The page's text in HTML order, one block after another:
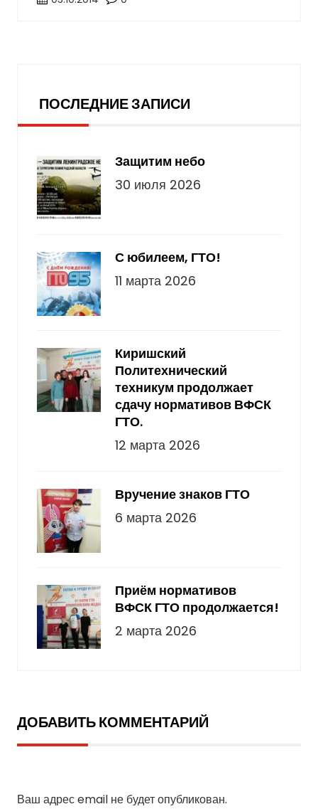
ПОСЛЕДНИЕ ЗАПИСИ
Защитим небо
30 июля 2026
С юбилеем, ГТО!
11 марта 2026
Киришский
Политехнический
техникум продолжает
сдачу нормативов ВФСК
ГТО.
12 марта 2026
Вручение знаков ГТО
6 марта 2026
Приём нормативов
ВФСК ГТО продолжается!
2 марта 2026
ДОБАВИТЬ КОММЕНТАРИЙ
Ваш адрес email не будет опубликован.